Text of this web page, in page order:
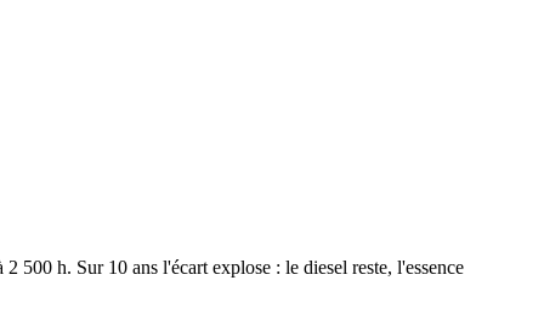
500 h. Sur 10 ans l'écart explose : le diesel reste, l'essence